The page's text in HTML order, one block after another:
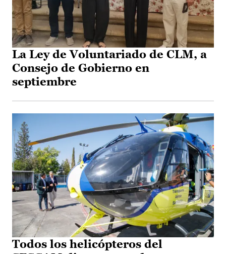
La Ley de Voluntariado de CLM, a
Consejo de Gobierno en
septiembre
Todos los helicópteros del